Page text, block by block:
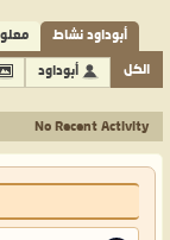
أبوداود نشاط
الكل أبوداود
No Recent Activity